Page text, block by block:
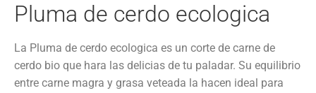
Pluma de cerdo ecologica
La Pluma de cerdo ecologica es un corte de carne de
cerdo bio que hara las delicias de tu paladar. Su equilibrio
entre carne magra y grasa veteada la hacen ideal para